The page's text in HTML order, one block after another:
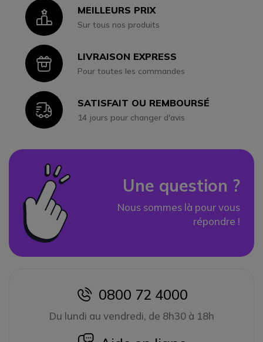
IconMEILLEURS PRIX
Sur tous nos produits
IconLIVRAISON EXPRESS
Pour toutes les commandes
IconSATISFAIT OU REMBOURSÉ
14 jours pour changer d'avis
Une question ?
Nous sommes là pour vous
répondre !
icon
0800 72 4000
Du lundi au vendredi, de 8h30 à 18h